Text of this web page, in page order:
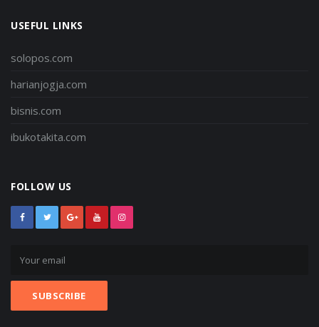
USEFUL LINKS
solopos.com
harianjogja.com
bisnis.com
ibukotakita.com
FOLLOW US